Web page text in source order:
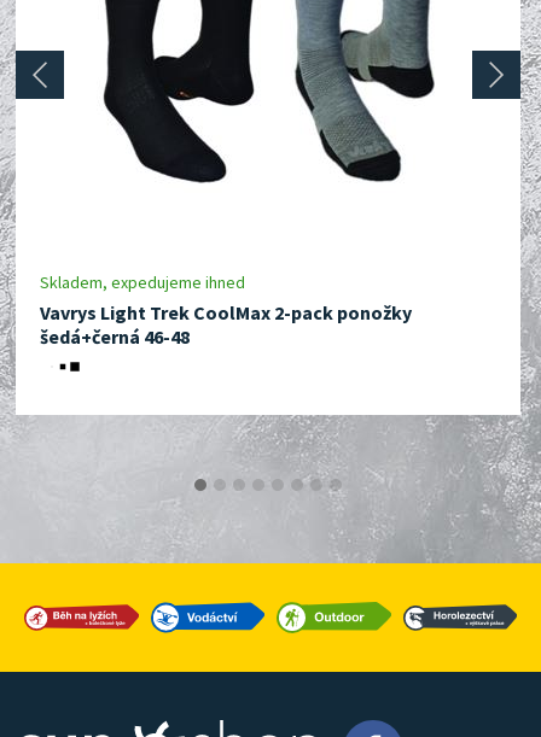
Skladem, expedujeme ihned
Vavrys Light Trek CoolMax 2-pack ponožky
šedá+černá 46-48
prev next